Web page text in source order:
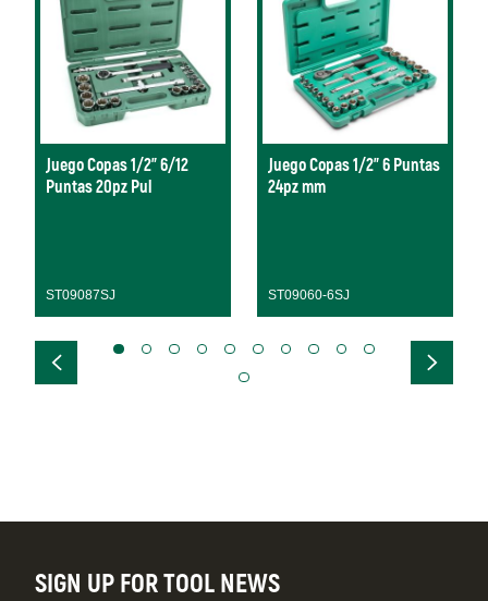
Juego Copas 1/2" 6/12
Puntas 20pz Pul
ST09087SJ
Juego Copas 1/2" 6 Puntas
24pz mm
ST09060-6SJ
SIGN UP FOR TOOL NEWS